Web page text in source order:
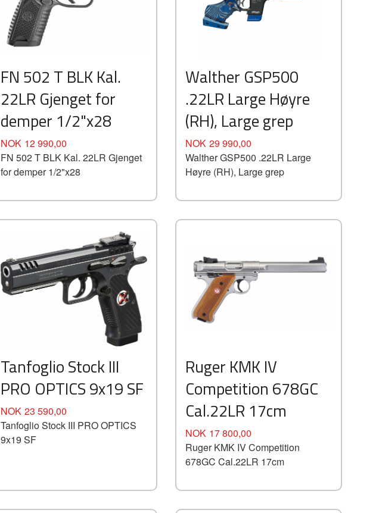
FN 502 T BLK Kal.
22LR Gjenget for
demper 1/2"x28
Pris
NOK 12 990,00
FN 502 T BLK Kal. 22LR Gjenget
for demper 1/2"x28
Walther GSP500
.22LR Large Høyre
(RH), Large grep
Pris
NOK 29 990,00
Walther GSP500 .22LR Large
Høyre (RH), Large grep
Tanfoglio Stock III
PRO OPTICS 9x19 SF
Pris
NOK 23 590,00
Tanfoglio Stock III PRO OPTICS
9x19 SF
Ruger KMK IV
Competition 678GC
Cal.22LR 17cm
Pris
NOK 17 800,00
Ruger KMK IV Competition
678GC Cal.22LR 17cm